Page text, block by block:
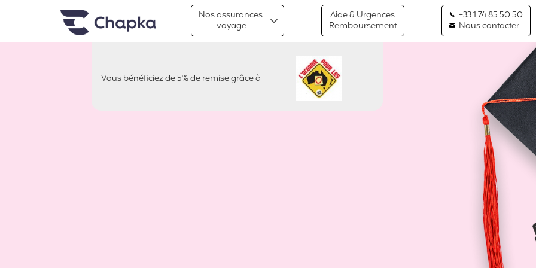
Chapka Assurances Voyages
Nos assurances
voyage
Aide & Urgences
Remboursement
+33 1 74 85 50 50
Nous contacter
Vous bénéficiez de 5% de remise grâce à
Océanie pour les Zéros